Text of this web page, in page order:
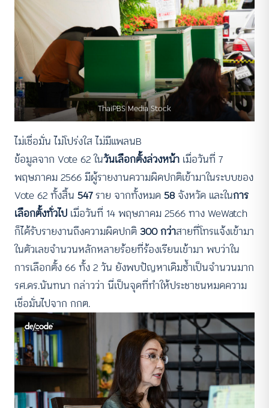
ThaiPBS Media Stock
ไม่เชื่อมั่น ไม่โปร่งใส ไม่มีแพลนB
ข้อมูลจาก Vote 62 ในวันเลือกตั้งล่วงหน้า เมื่อวันที่ 7
พฤษภาคม 2566 มีผู้รายงานความผิดปกติเข้ามาในระบบของ
Vote 62 ทั้งสิ้น 547ราย จากทั้งหมด 58 จังหวัด และในการ
เลือกตั้งทั่วไป เมื่อวันที่ 14 พฤษภาคม 2566 ทาง WeWatch
ก็ได้รับรายงานถึงความผิดปกติ 300 กว่าสายที่โทรแจ้งเข้ามา
ในตัวเลขจำนวนหลักหลายร้อยที่ร้องเรียนเข้ามา พบว่าใน
การเลือกตั้ง 66 ทั้ง 2 วัน ยังพบปัญหาเดิมซ้ำเป็นจำนวนมาก
รศ.ดร.นันทนา กล่าวว่า นี่เป็นจุดที่ทำให้ประชาชนหมดความ
เชื่อมั่นไปจาก กกต.